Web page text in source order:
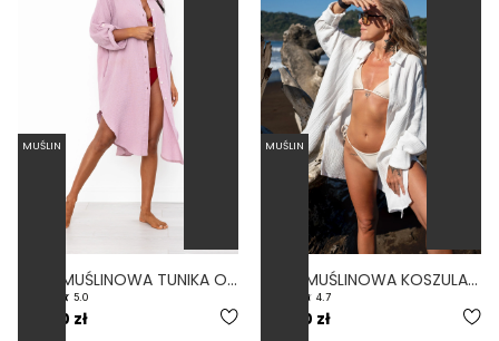
LUZ - MUŚLINOWA TUNIKA OVERSIZE NA GUZIKI WRZOSOWA
5.0
199,00 zł
REY - MUŚLINOWA KOSZULA OVERSIZE BIAŁA
4.7
179,00 zł
MUŚLIN MUŚLIN